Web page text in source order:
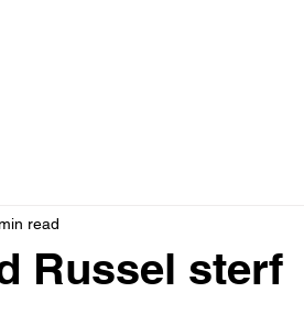
Russel sterf
read